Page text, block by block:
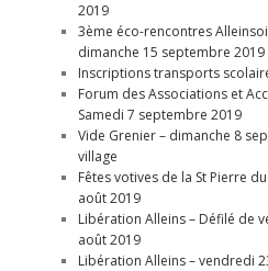
2019
3ème éco-rencontres
dimanche 15 septembre 2019
Inscriptions transports
Forum des Associations et
Samedi 7 septembre 2019
Vide Grenier – dimanche 8
village
Fêtes votives de la St Pierre
août 2019
Libération Alleins – Défilé de
août 2019
Libération Alleins – vendredi